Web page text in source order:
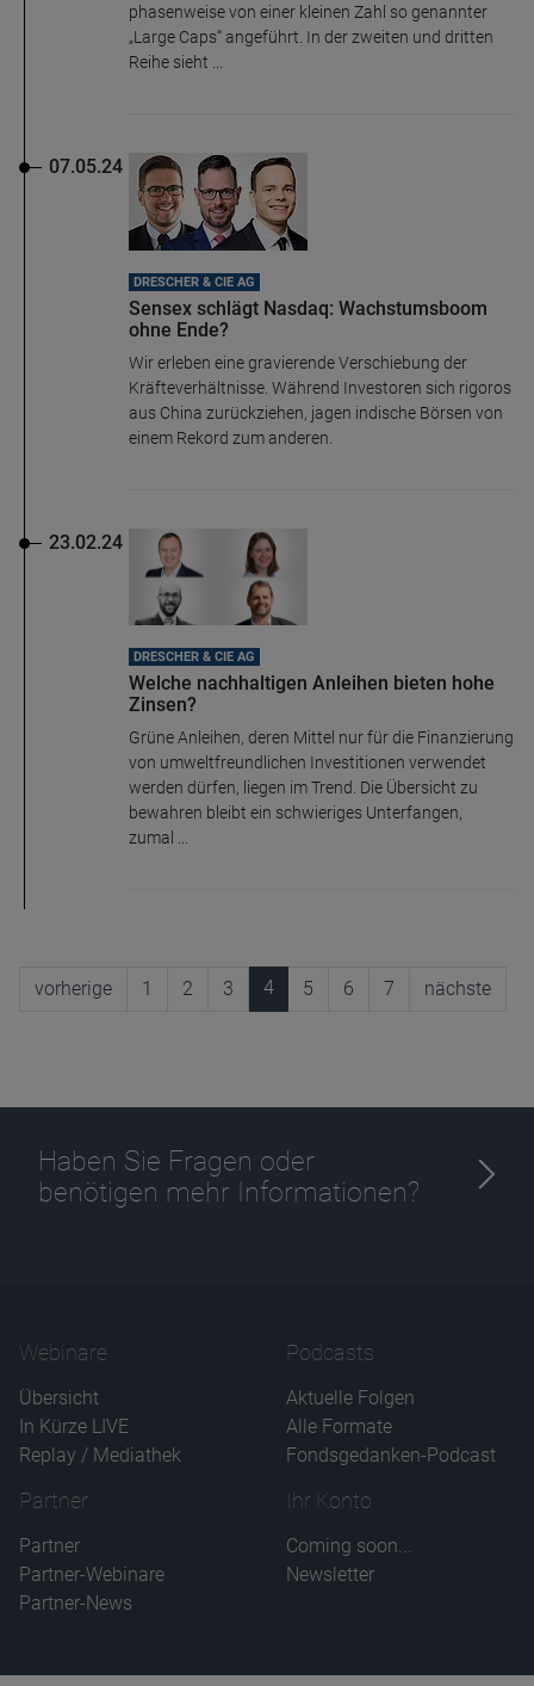
phasenweise von einer kleinen Zahl so genannter
„Large Caps“ angeführt. In der zweiten und dritten
Reihe sieht ...
07.05.24
DRESCHER & CIE AG
Sensex schlägt Nasdaq: Wachstumsboom
ohne Ende?
Wir erleben eine gravierende Verschiebung der
Kräfteverhältnisse. Während Investoren sich rigoros
aus China zurückziehen, jagen indische Börsen von
einem Rekord zum anderen.
23.02.24
DRESCHER & CIE AG
Welche nachhaltigen Anleihen bieten hohe
Zinsen?
Grüne Anleihen, deren Mittel nur für die Finanzierung
von umweltfreundlichen Investitionen verwendet
werden dürfen, liegen im Trend. Die Übersicht zu
bewahren bleibt ein schwieriges Unterfangen,
zumal ...
vorherige 1 2 3 4 5 6 7 nächste
Haben Sie Fragen oder
benötigen mehr Informationen?
Webinare
Übersicht
In Kürze LIVE
Replay / Mediathek
Podcasts
Aktuelle Folgen
Alle Formate
Fondsgedanken-Podcast
Partner
Partner
Partner-Webinare
Partner-News
Ihr Konto
Coming soon...
Newsletter